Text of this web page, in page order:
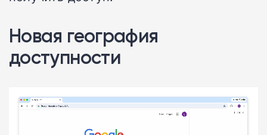
Новая география
доступности
Видеоплеер